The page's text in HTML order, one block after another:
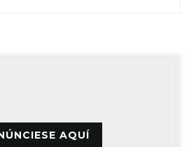
AQUÍ